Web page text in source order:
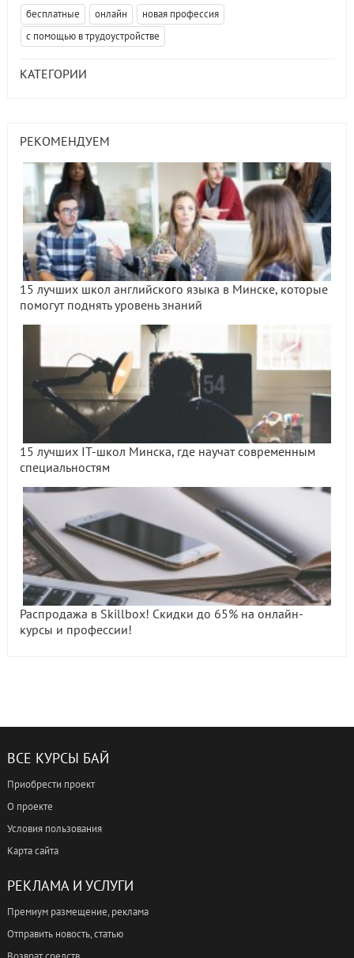
бесплатные онлайн
новая профессия
с помощью в трудоустройстве
КАТЕГОРИИ
РЕКОМЕНДУЕМ
15 лучших школ английского языка в Минске, которые
помогут поднять уровень знаний
15 лучших IT-школ Минска, где научат современным
специальностям
Распродажа в Skillbox! Скидки до 65% на онлайн-
курсы и профессии!
ВСЕ КУРСЫ БАЙ
Приобрести проект
О проекте
Условия пользования
Карта сайта
РЕКЛАМА И УСЛУГИ
Премиум размещение, реклама
Отправить новость, статью